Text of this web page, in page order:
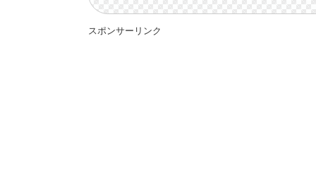
スポンサーリンク